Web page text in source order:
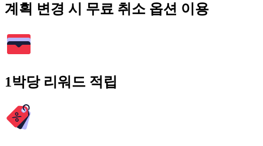
계획 변경 시 무료 취소 옵션 이용
1박당 리워드 적립